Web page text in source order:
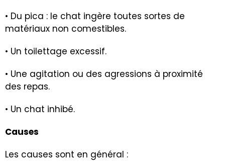
• Du pica : le chat ingère toutes sortes de
matériaux non comestibles.
• Un toilettage excessif.
• Une agitation ou des agressions à proximité
des repas.
• Un chat inhibé.
Causes
Les causes sont en général :